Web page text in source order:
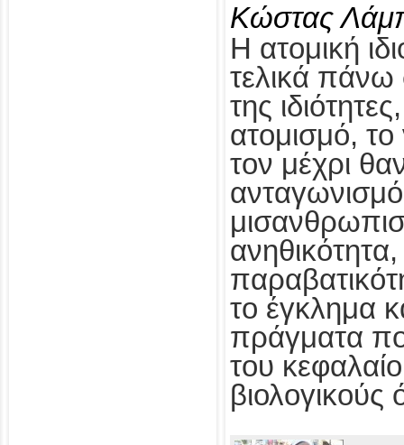
Κώστας
Η ατομική
τελικά πάνω
της
ατομισμό,
τον μέχρι
ανηθικότητα,
το έγκλημα
πράγματα
του
βιολογικούς